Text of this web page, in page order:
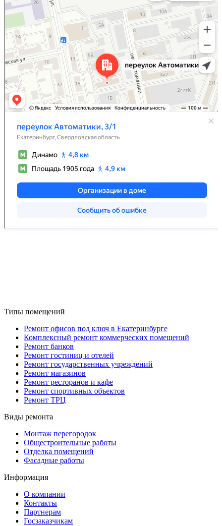
Типы помещений
Ремонт офисов под ключ в Екатеринбурге
Комплексный ремонт коммерческих помещений
Ремонт банков
Ремонт гостиниц и отелей
Ремонт государственных учреждений
Ремонт магазинов
Ремонт ресторанов и кафе
Ремонт спортивных объектов
Ремонт ТРЦ
Виды ремонта
Монтаж перегородок
Общестроительные работы
Отделка помещений
Фасадные работы
Информация
О компании
Контакты
Партнерам
Госзаказчикам